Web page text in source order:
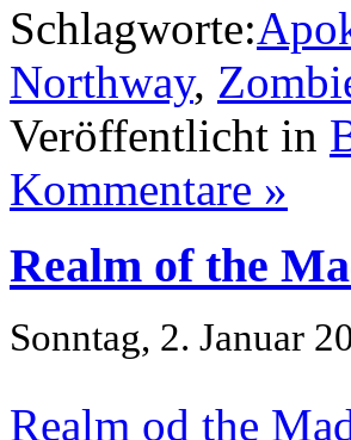
Schlagworte:
Northway,
Veröffentlicht in
Kommentare »
Realm of the
Sonntag, 2. Januar
Realm od the